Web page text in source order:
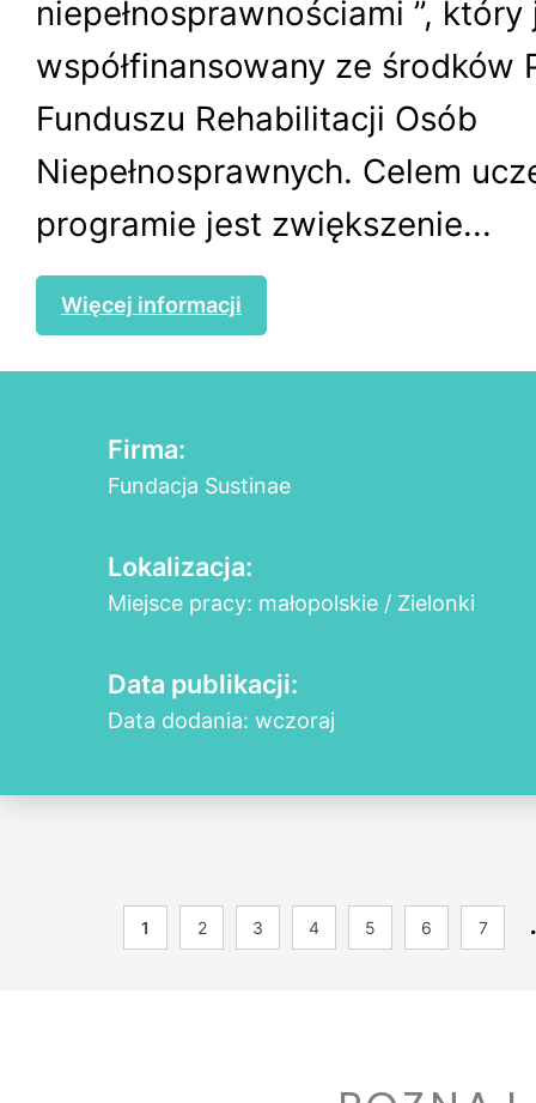
niepełnosprawnościami ”, który
współfinansowany ze środków
Funduszu Rehabilitacji Osób
Niepełnosprawnych. Celem
programie jest zwiększenie...
Więcej informacji
Firma:
Fundacja Sustinae
Lokalizacja:
Miejsce pracy: małopolskie / Zielonki
Data publikacji:
Data dodania: wczoraj
1 2 3 4 5 6 7